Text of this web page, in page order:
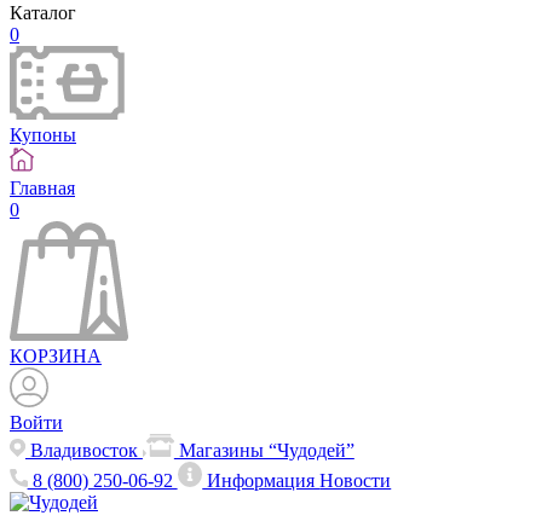
Каталог
0
Купоны
Главная
0
КОРЗИНА
Войти
Владивосток
Магазины “Чудодей”
8 (800) 250-06-92
ИнформацияНовости